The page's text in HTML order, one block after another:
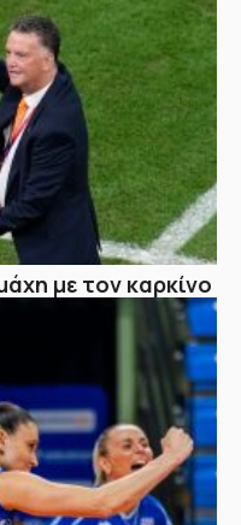
με τον καρκίνο